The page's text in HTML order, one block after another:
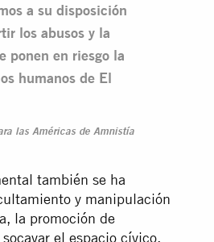
a su disposición
los abusos y la
ponen en riesgo la
humanos de El
las Américas de Amnistía
también se ha
y manipulación
la promoción de
el espacio cívico,